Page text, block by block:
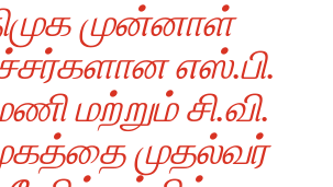
முன்னாள்
எஸ்.பி.
மற்றும் சி.வி.
முதல்வர்